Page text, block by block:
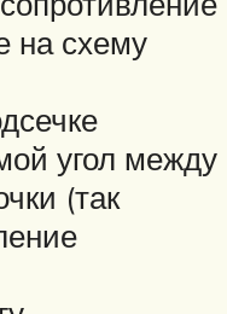
на схему
угол между
(так